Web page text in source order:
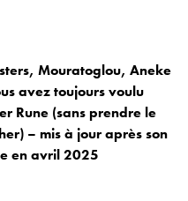
Mouratoglou, Aneke
avez toujours voulu
Rune (sans prendre le
– mis à jour après son
en avril 2025